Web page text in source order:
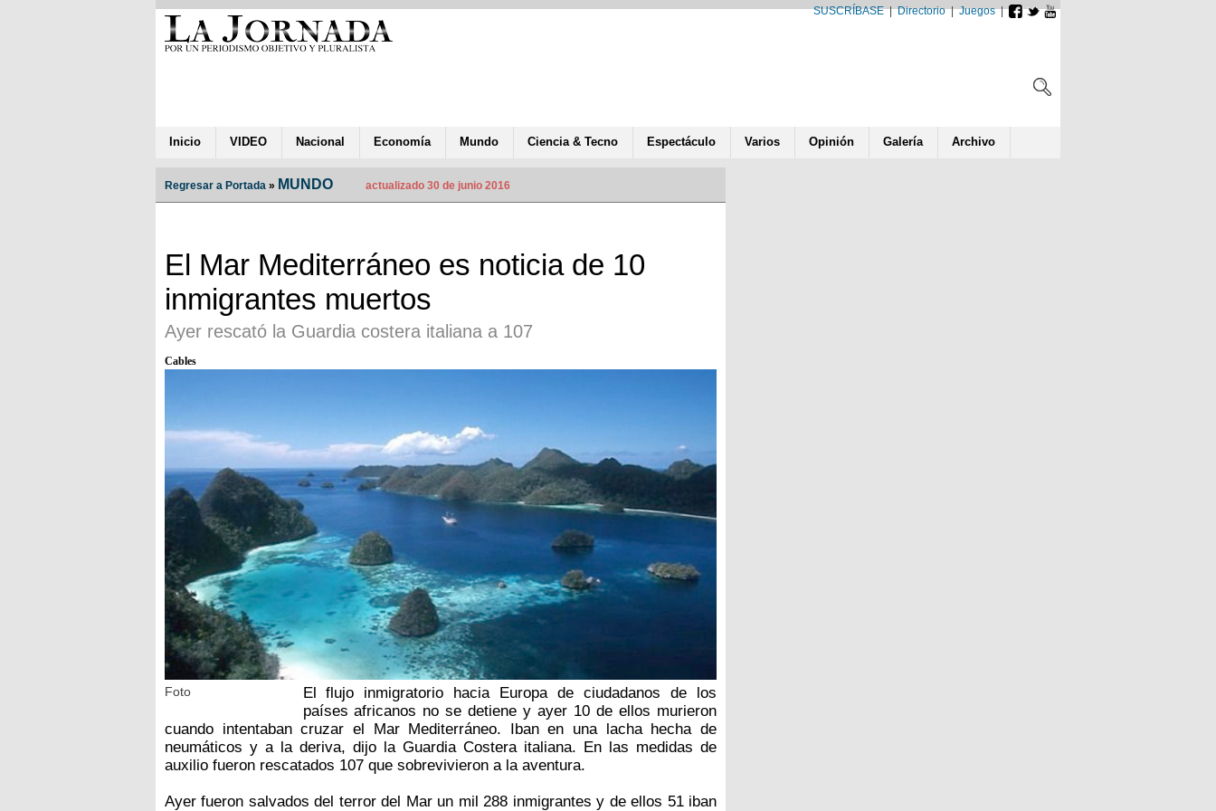
SUSCRÍBASE|Directorio|Juegos|
Inicio VIDEO Nacional Economía Mundo Ciencia & Tecno Espectáculo Varios Opinión Galería Archivo
Regresar a Portada » MUNDO actualizado 30 de junio 2016
El Mar Mediterráneo es noticia de 10
inmigrantes muertos
Ayer rescató la Guardia costera italiana a 107
Cables
Foto
El flujo inmigratorio hacia Europa de ciudadanos de los
países africanos no se detiene y ayer 10 de ellos murieron
cuando intentaban cruzar el Mar Mediterráneo. Iban en una lacha hecha de
neumáticos y a la deriva, dijo la Guardia Costera italiana. En las medidas de
auxilio fueron rescatados 107 que sobrevivieron a la aventura.
Ayer fueron salvados del terror del Mar un mil 288 inmigrantes y de ellos 51 iban